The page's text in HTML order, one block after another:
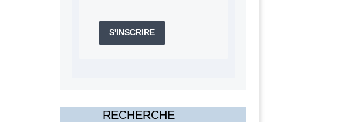
S'INSCRIRE
RECHERCHE